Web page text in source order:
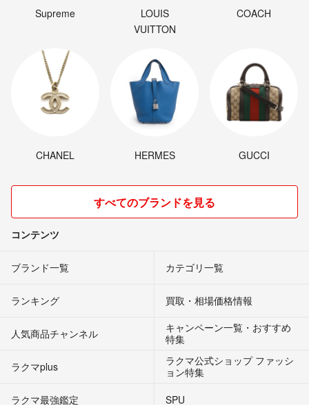
Supreme
LOUIS
VUITTON
COACH
CHANEL HERMES GUCCI
すべてのブランドを見る
コンテンツ
ブランド一覧 カテゴリ一覧
ランキング 買取・相場価格情報
人気商品チャンネル
キャンペーン一覧・おすすめ
特集
ラクマplus
ラクマ公式ショップ ファッシ
ョン特集
ラクマ最強鑑定
SPU